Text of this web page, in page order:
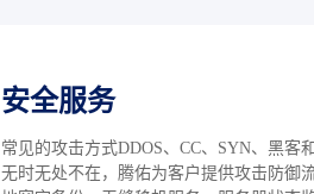
安全服务
常见的攻击方式DDOS、CC、SYN、黑客
无时无处不在，腾佑为客户提供攻击防御